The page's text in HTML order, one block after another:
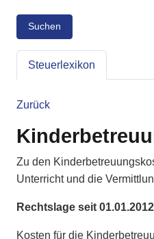
Suchen
Steuerlexikon
Zurück
Zu den
Unterricht und die
Rechtslage seit 01.01.2012
Kosten für die